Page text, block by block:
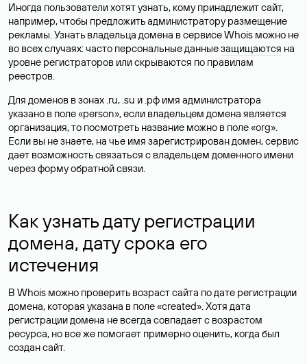
Иногда пользователи хотят узнать, кому принадлежит сайт,
например, чтобы предложить администратору размещение
рекламы. Узнать владельца домена в сервисе Whois можно не
во всех случаях: часто персональные данныезащищаются на
уровне регистраторов или скрываются по правилам
реестров.
Для доменов в зонах .ru, .su и .рф имя администратора
указано в поле «person», если владельцем домена является
организация, то посмотреть название можно в поле «org».
Если вы не знаете, на чье имя зарегистрирован домен, сервис
дает возможность связаться с владельцем доменного имени
через форму обратной связи.
Как узнать дату регистрации
домена, дату срока его
истечения
В Whois можно проверить возраст сайта по дате регистрации
домена, которая указана в поле «created». Хотя дата
регистрации домена не всегда совпадает с возрастом
ресурса, но все же помогает примерно оценить, когда был
создан сайт.